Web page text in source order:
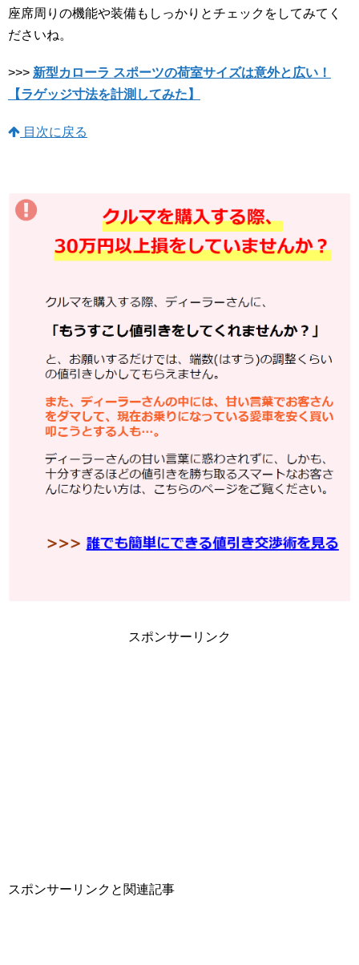
座席周りの機能や装備もしっかりとチェックをしてみてく
ださいね。
>>> 新型カローラ スポーツの荷室サイズは意外と広い！
【ラゲッジ寸法を計測してみた】
目次に戻る
スポンサーリンク
スポンサーリンクと関連記事